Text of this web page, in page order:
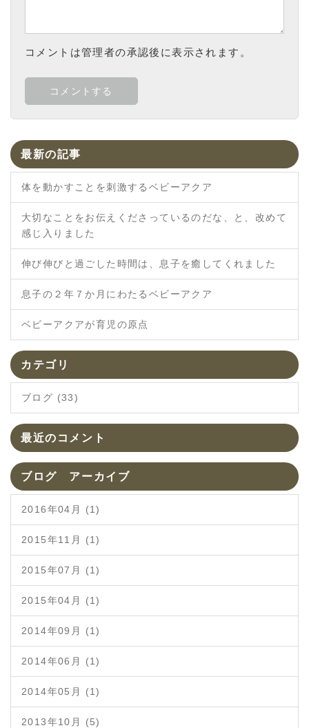
コメントは管理者の承認後に表示されます。
最新の記事
体を動かすことを刺激するベビーアクア
大切なことをお伝えくださっているのだな、と、改めて
感じ入りました
伸び伸びと過ごした時間は、息子を癒してくれました
息子の２年７か月にわたるベビーアクア
ベビーアクアが育児の原点
カテゴリ
ブログ (33)
最近のコメント
ブログ アーカイブ
2016年04月 (1)
2015年11月 (1)
2015年07月 (1)
2015年04月 (1)
2014年09月 (1)
2014年06月 (1)
2014年05月 (1)
2013年10月 (5)